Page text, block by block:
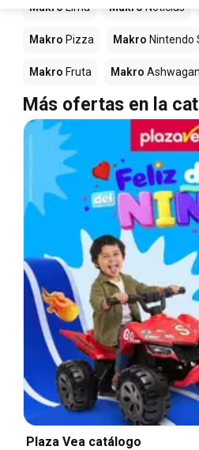
Makro Lima Makro Noticias
Makro Pizza Makro Nintendo
Makro Fruta Makro
Más ofertas en la
Plaza Vea catálogo